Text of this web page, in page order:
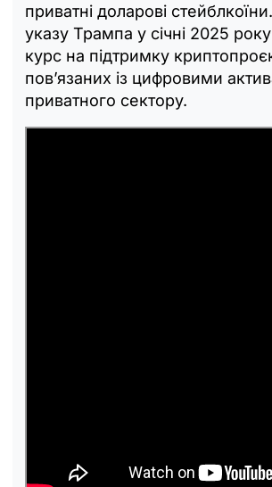
приватні доларові
указу Трампа у січні 2025
курс на підтримку
пов’язаних із цифровими
приватного сектору.